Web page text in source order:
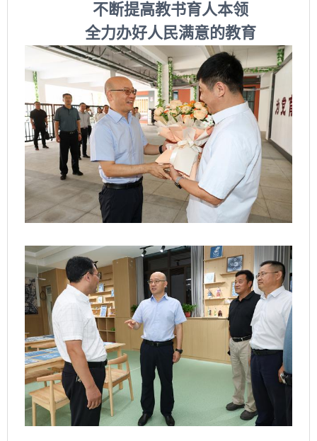
不断提高教书育人本领
全力办好人民满意的教育